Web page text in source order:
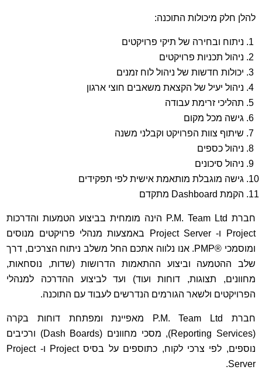
להלן חלק מיכולות התוכנה:
ניתוח ובחירה של תיקי פרויקטים
ניהול תכניות פרויקטים
יכולות חדשות של ניהול לוח זמנים
ניהול יעיל של הקצאת משאבים חוצי ארגון
תהליכי זרימת עבודה
גישה מכל מקום
שיתוף צוות הפרויקט וקבלני משנה
ניהול כספים
ניהול סיכונים
גישה מוגבלת מותאמת אישית לפי תפקידים
הקמת Dashboard מתקדם
חברת P.M. Team Ltd הינה מומחית בביצוע הטמעות והדרכות
Project ו- Project Server באמצעות מנהלי פרויקטים מנוסים
ומוסמכי ®PMP. אנו נלווה אתכם החל משלב ניתוח הצרכים, דרך
שלב ההטמעה וביצוע ההתאמות הדרושות (שדות, נוסחאות,
מחוונים, תצוגות, דוחות ועוד) ועד לביצוע ההדרכה למנהלי
הפרויקטים ולשאר הגורמים הנדרשים לעבוד עם התוכנה.
חברת P.M. Team Ltd מאפיינת ומפתחת דוחות בקרה
(Reporting Services), מסכי מחוונים (Dash Boards) ורכיבים
נוספים, לפי צרכי לקוח, כתוספים על בסיס Project ו- Project
Server.